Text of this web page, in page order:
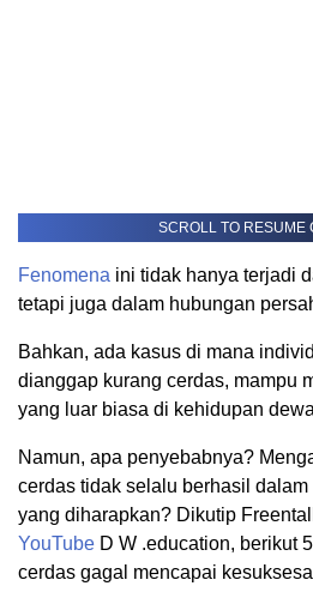
SCROLL TO RESUME
Fenomena ini tidak hanya terjadi
tetapi juga dalam hubungan
Bahkan, ada kasus di mana
dianggap kurang cerdas, mampu
yang luar biasa di kehidupan
Namun, apa penyebabnya?
cerdas tidak selalu berhasil
yang diharapkan? Dikutip
YouTube D W .education, berikut
cerdas gagal mencapai